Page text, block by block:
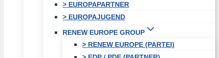
> EUROPAPARTNER
> EUROPAJUGEND
RENEW EUROPE GROUP
> RENEW EUROPE (PARTEI)